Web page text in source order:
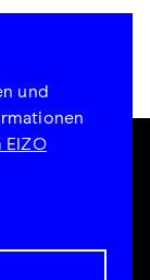
und
EIZO